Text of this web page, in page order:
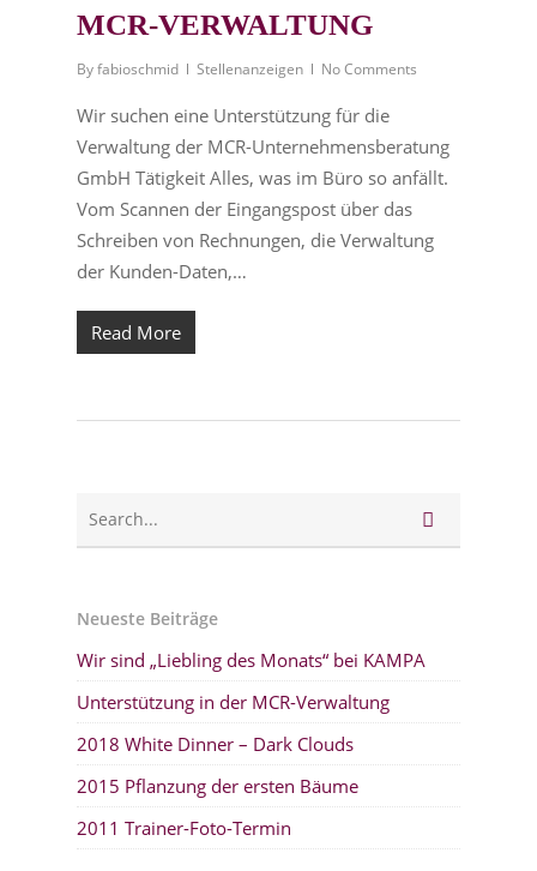
MCR-VERWALTUNG
Byfabioschmid Stellenanzeigen No Comments
Wir suchen eine Unterstützung für die
Verwaltung der MCR-Unternehmensberatung
GmbH Tätigkeit Alles, was im Büro so anfällt.
Vom Scannen der Eingangspost über das
Schreiben von Rechnungen, die Verwaltung
der Kunden-Daten,…
Read More
Neueste Beiträge
Wir sind „Liebling des Monats“ bei KAMPA
Unterstützung in der MCR-Verwaltung
2018 White Dinner – Dark Clouds
2015 Pflanzung der ersten Bäume
2011 Trainer-Foto-Termin